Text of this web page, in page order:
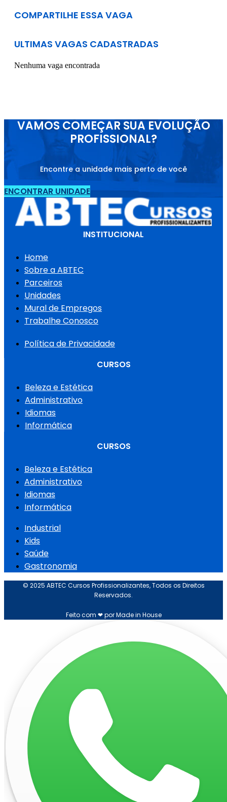
COMPARTILHE ESSA VAGA
ULTIMAS VAGAS CADASTRADAS
Nenhuma vaga encontrada
VAMOS COMEÇAR SUA EVOLUÇÃO
PROFISSIONAL?
Encontre a unidade mais perto de você
ENCONTRAR UNIDADE
INSTITUCIONAL
Home
Sobre a ABTEC
Parceiros
Unidades
Mural de Empregos
Trabalhe Conosco
Política de Privacidade
CURSOS
Beleza e Estética
Administrativo
Idiomas
Informática
CURSOS
Beleza e Estética
Administrativo
Idiomas
Informática
Industrial
Kids
Saúde
Gastronomia
© 2025 ABTEC Cursos Profissionalizantes, Todos os Direitos
Reservados.
Feito com ❤ por Made in House